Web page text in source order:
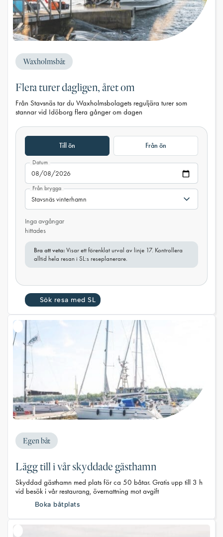
Waxholmsbåt
Flera turer dagligen, året om
Från Stavsnäs tar du Waxholmsbolagets reguljära turer som
stannar vid Idöborg flera gånger om dagen
Till ön Från ön
Datum
Från brygga
Inga avgångar
hittades
Bra att veta: Visar ett förenklat urval av linje 17. Kontrollera
alltid hela resan i SL:s reseplanerare.
Sök resa med SL
Egen båt
Lägg till i vår skyddade gästhamn
Skyddad gästhamn med plats för ca 50 båtar. Gratis upp till 3 h
vid besök i vår restaurang, övernattning mot avgift
Boka båtplats